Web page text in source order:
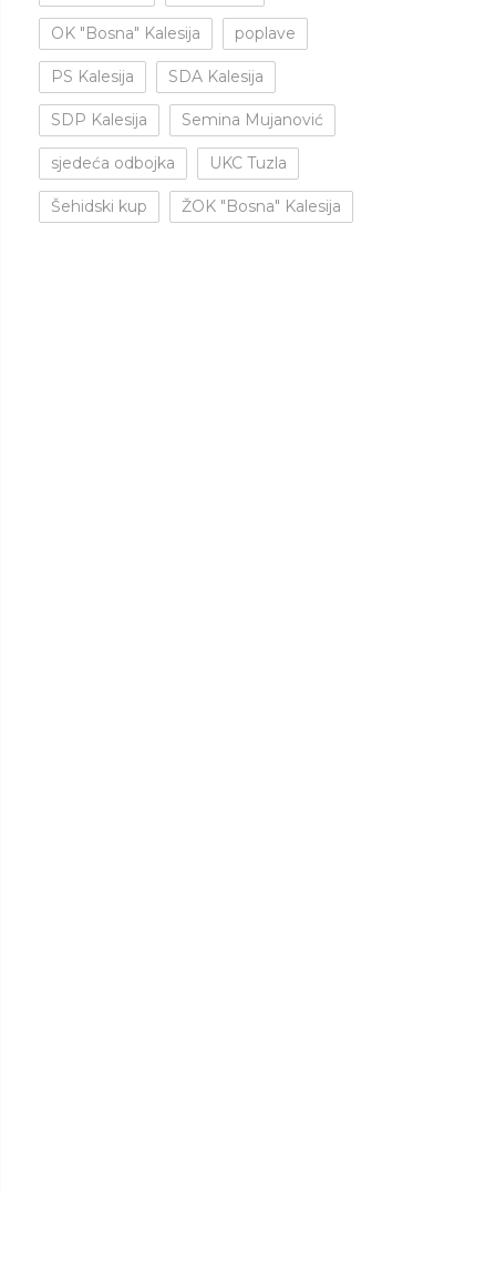
OK "Bosna" Kalesija poplave
PS Kalesija SDA Kalesija
SDP Kalesija Semina Mujanović
sjedeća odbojka UKC Tuzla
Šehidski kup ŽOK "Bosna" Kalesija